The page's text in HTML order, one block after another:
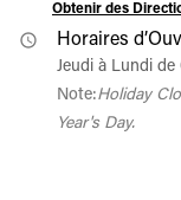
Obtenir des
Horaires
Jeudi à Lundi
Note:Holiday
Year's Day.